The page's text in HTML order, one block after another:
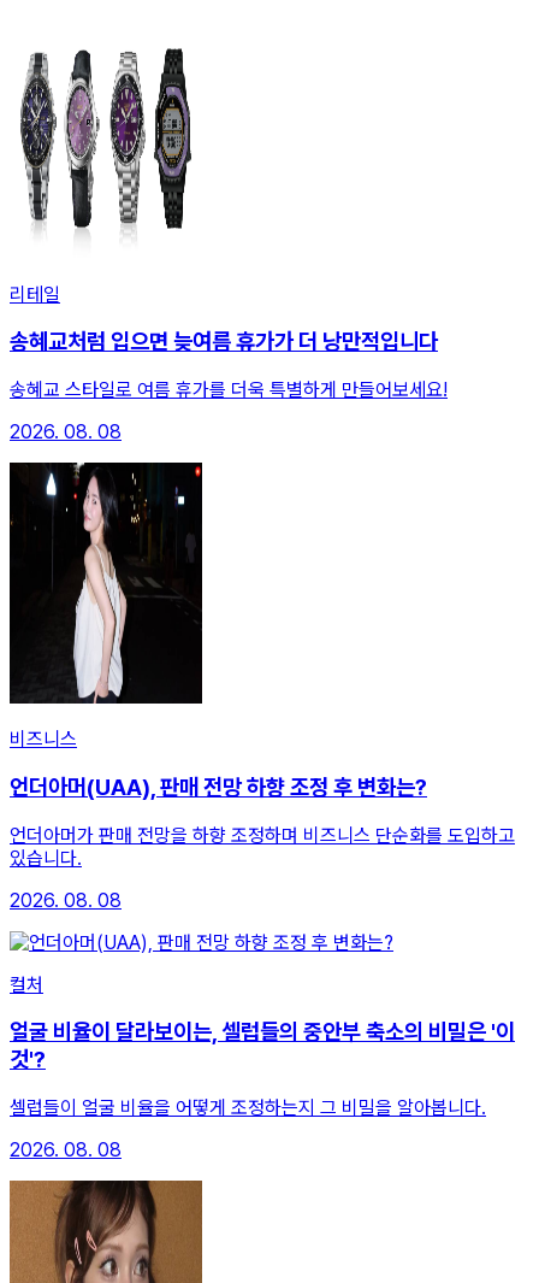
리테일
송혜교처럼 입으면 늦여름 휴가가 더 낭만적입니다
송혜교 스타일로 여름 휴가를 더욱 특별하게 만들어보세요!
2026. 08. 08
비즈니스
언더아머(UAA), 판매 전망 하향 조정 후 변화는?
언더아머가 판매 전망을 하향 조정하며 비즈니스 단순화를 도입하고
있습니다.
2026. 08. 08
컬처
얼굴 비율이 달라보이는, 셀럽들의 중안부 축소의 비밀은 '이
것'?
셀럽들이 얼굴 비율을 어떻게 조정하는지 그 비밀을 알아봅니다.
2026. 08. 08